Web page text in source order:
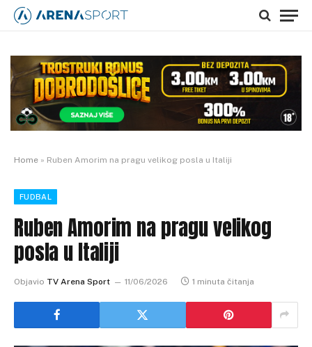
Home » Ruben Amorim na pragu velikog posla u Italiji
FUDBAL
Ruben Amorim na pragu velikog
posla u Italiji
Objavio TV Arena Sport 11/06/2026 1 minuta čitanja